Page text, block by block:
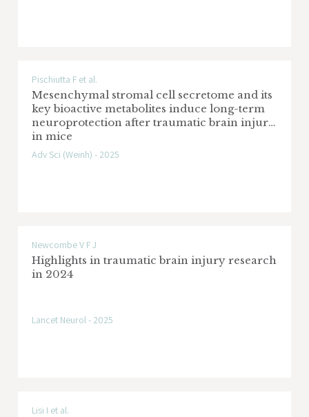
Pischiutta F et al.
Mesenchymal stromal cell secretome and its
key bioactive metabolites induce long-term
neuroprotection after traumatic brain injury
in mice
Adv Sci (Weinh) - 2025
Newcombe V F J
Highlights in traumatic brain injury research
in 2024
Lancet Neurol - 2025
Lisi I et al.